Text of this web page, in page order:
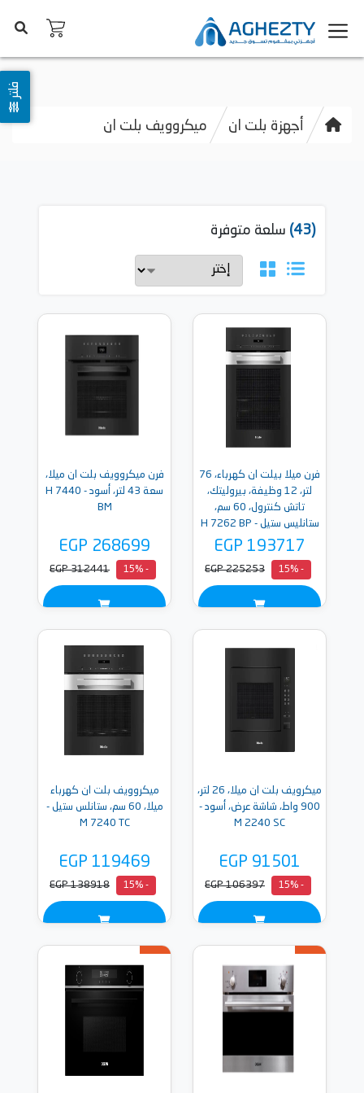
أجهزة بلت ان ميكروويف بلت ان
فلتر
(43) سلعة متوفرة
فرن ميلا بيلت ان كهرباء، 76
لتر، 12 وظيفة، بيروليتك،
تاتش كنترول، 60 سم،
ستانليس ستيل - H 7262 BP
EGP 193717
- 15%
EGP 225253
فرن ميكروويف بلت ان ميلا،
سعة 43 لتر، أسود - H 7440
BM
EGP 268699
- 15%
EGP 312441
ميكرويف بلت ان ميلا، 26 لتر،
900 واط، شاشة عرض، أسود -
M 2240 SC
EGP 91501
- 15%
EGP 106397
ميكروويف بلت ان كهرباء
ميلا، 60 سم، ستانلس ستيل -
M 7240 TC
EGP 119469
- 15%
EGP 138918